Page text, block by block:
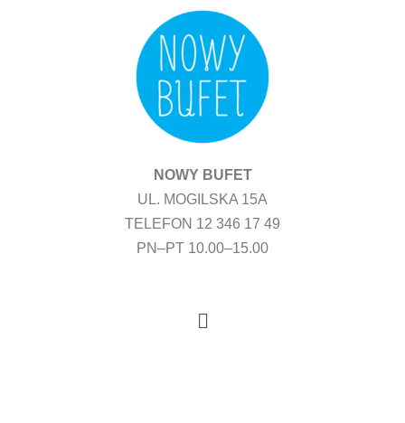
NOWY BUFET
UL. MOGILSKA 15A
TELEFON 12 346 17 49
PN–PT 10.00–15.00
Menu